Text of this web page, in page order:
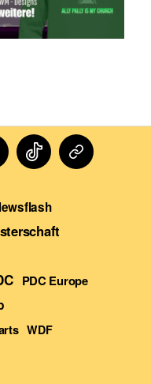
TikTokDartn
PDC Europe
WDF